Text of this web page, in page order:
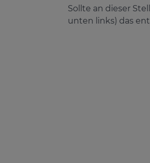
Sollte an dieser
unten links) das